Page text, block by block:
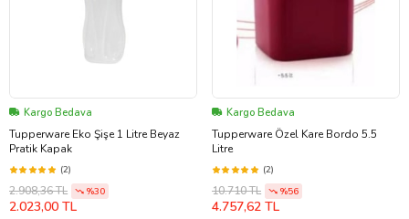
Kargo Bedava
Tupperware Eko Şişe 1 Litre Beyaz
Pratik Kapak
(2)
2.908,36 TL %30
2.023,00 TL
Kargo Bedava
Tupperware Özel Kare Bordo 5.5
Litre
(2)
10.710 TL %56
4.757,62 TL